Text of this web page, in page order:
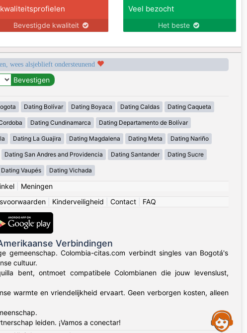
kwaliteitsprofielen
Bevestigde kwaliteit
Veel bezocht
Het beste
wees alsjeblieft ondersteunend
Dating Bolívar Dating Boyaca Dating Caldas Dating Caqueta
Dating Cundinamarca Dating Departamento de Bolívar
Dating La Guajira Dating Magdalena Dating Meta Dating Nariño
Dating San Andres and Providencia Dating Santander Dating Sucre
Dating Vaupés Dating Vichada
| Meningen
Kinderveiligheid Contact FAQ
Verbindingen
gemeenschap. Colombia-citas.com verbindt singles van Bogotá's
cultuur.
bent, ontmoet compatibele Colombianen die jouw levenslust,
warmte en vriendelijkheid ervaart. Geen verborgen kosten, alleen
leiden. ¡Vamos a conectar!